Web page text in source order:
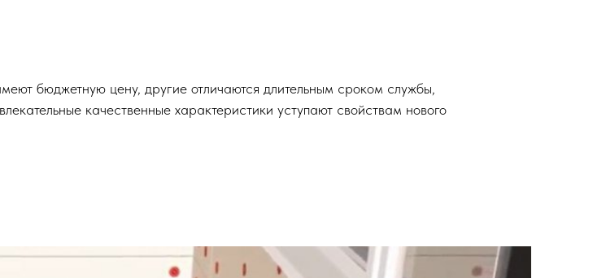
бюджетную цену, другие отличаются длительным сроком службы,
качественные характеристики уступают свойствам нового